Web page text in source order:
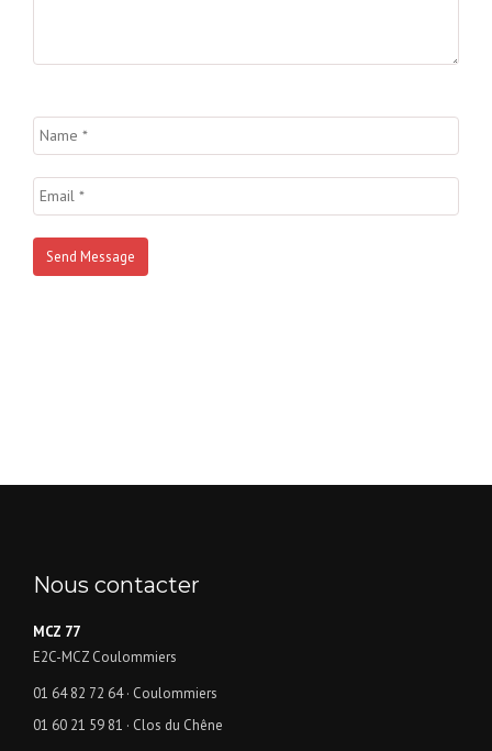
Nous contacter
MCZ 77
E2C-MCZ Coulommiers
01 64 82 72 64· Coulommiers
01 60 21 59 81 · Clos du Chêne